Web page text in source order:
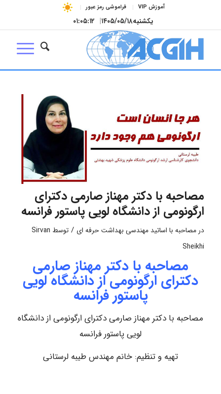
آموزش VIP فراموشی رمز عبور
یکشنبه۱۴۰۵/۰۵/۱۸| ۰۱:۰۵:۱۳
مصاحبه با دکتر مهناز صارمی دکترای
ارگونومی از دانشگاه لویی پاستور فرانسه
درمصاحبه با اساتید مهندسی بهداشت حرفه ای / توسط Sirvan
Sheikhi
مصاحبه با دکتر مهناز صارمی
دکترای ارگونومی از دانشگاه لویی
پاستور فرانسه
مصاحبه با دکتر مهناز صارمی دکترای ارگونومی از دانشگاه
لویی پاستور فرانسه
تهیه و تنظیم: خانم مهندس طیبه لرستانی